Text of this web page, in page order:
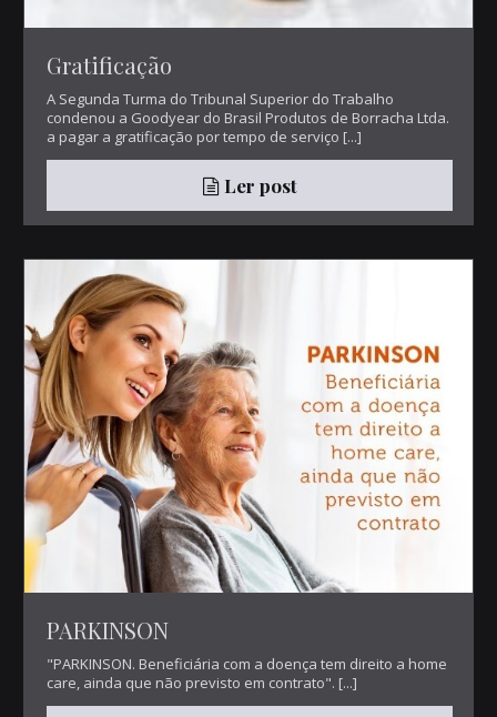
Gratificação
A Segunda Turma do Tribunal Superior do Trabalho
condenou a Goodyear do Brasil Produtos de Borracha Ltda.
a pagar a gratificação por tempo de serviço [...]
Ler post
PARKINSON
"PARKINSON. Beneficiária com a doença tem direito a home
care, ainda que não previsto em contrato". [...]